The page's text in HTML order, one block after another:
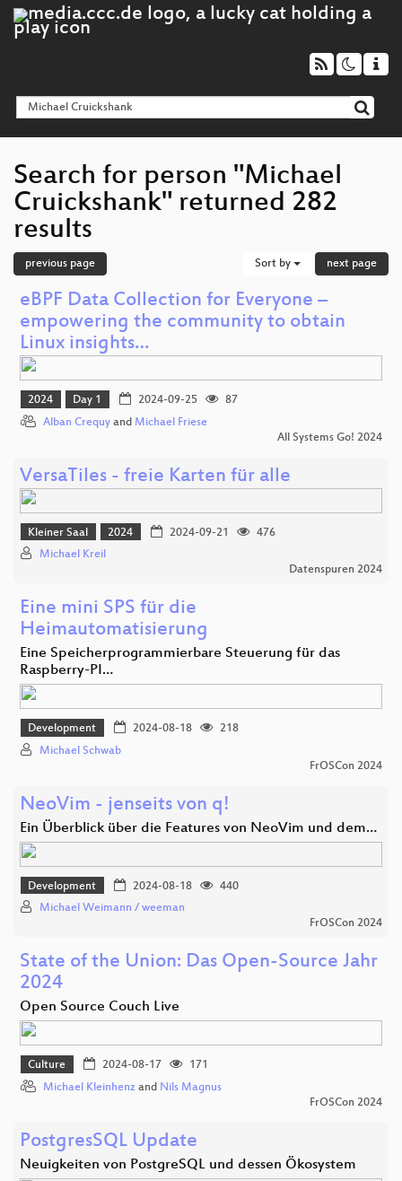
Search for person "Michael
Cruickshank" returned 282
results
previous page Sort by next page
eBPF Data Collection for Everyone –
empowering the community to obtain
Linux insights…
2024 Day 1 2024-09-25
87
Alban Crequy and Michael Friese
All Systems Go! 2024
VersaTiles - freie Karten für alle
Kleiner Saal 2024 2024-09-21
476
Michael Kreil
Datenspuren 2024
Eine mini SPS für die
Heimautomatisierung
Eine Speicherprogrammierbare Steuerung für das
Raspberry-PI…
Development 2024-08-18
218
Michael Schwab
FrOSCon 2024
NeoVim - jenseits von q!
Ein Überblick über die Features von NeoVim und dem…
Development 2024-08-18
440
Michael Weimann / weeman
FrOSCon 2024
State of the Union: Das Open-Source Jahr
2024
Open Source Couch Live
Culture 2024-08-17
171
Michael Kleinhenz and Nils Magnus
FrOSCon 2024
PostgresSQL Update
Neuigkeiten von PostgreSQL und dessen Ökosystem